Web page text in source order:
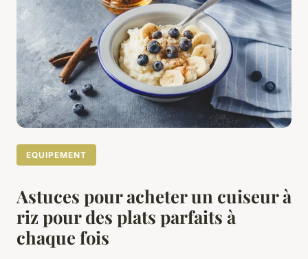
EQUIPEMENT
Astuces pour acheter un cuiseur à
riz pour des plats parfaits à
chaque fois